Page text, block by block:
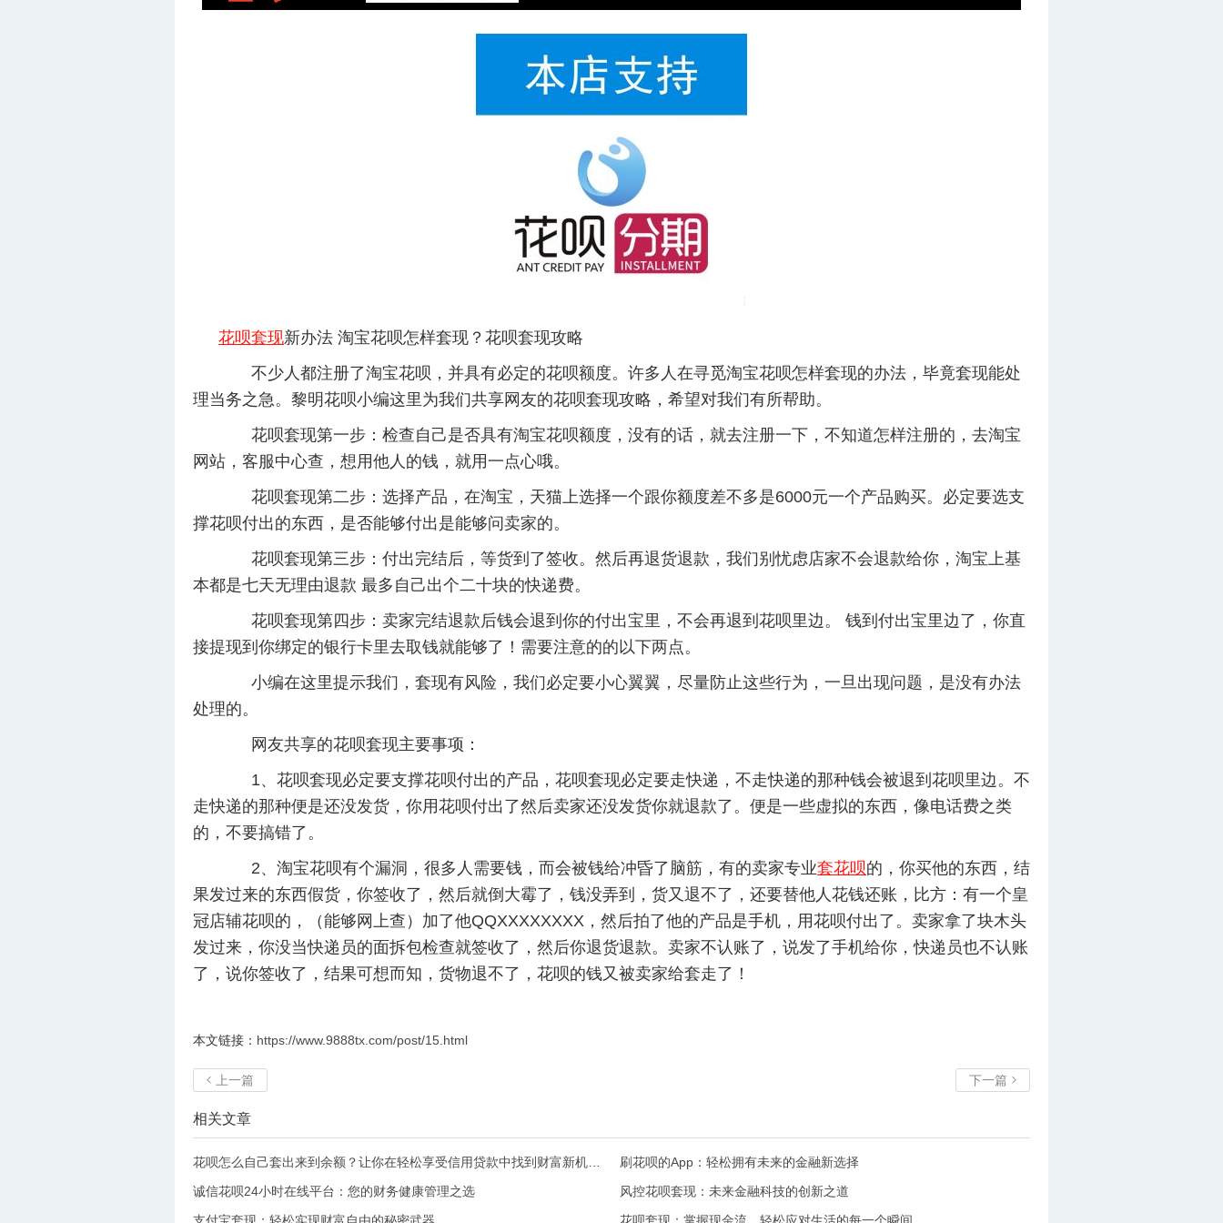
花呗套现新办法 淘宝花呗怎样套现？花呗套现攻略
不少人都注册了淘宝花呗，并具有必定的花呗额度。许多人在寻觅淘宝花呗怎样套现的办法，毕竟套现能处
理当务之急。黎明花呗小编这里为我们共享网友的花呗套现攻略，希望对我们有所帮助。
花呗套现第一步：检查自己是否具有淘宝花呗额度，没有的话，就去注册一下，不知道怎样注册的，去淘宝
网站，客服中心查，想用他人的钱，就用一点心哦。
花呗套现第二步：选择产品，在淘宝，天猫上选择一个跟你额度差不多是6000元一个产品购买。必定要选支
撑花呗付出的东西，是否能够付出是能够问卖家的。
花呗套现第三步：付出完结后，等货到了签收。然后再退货退款，我们别忧虑店家不会退款给你，淘宝上基
本都是七天无理由退款 最多自己出个二十块的快递费。
花呗套现第四步：卖家完结退款后钱会退到你的付出宝里，不会再退到花呗里边。 钱到付出宝里边了，你直
接提现到你绑定的银行卡里去取钱就能够了！需要注意的的以下两点。
小编在这里提示我们，套现有风险，我们必定要小心翼翼，尽量防止这些行为，一旦出现问题，是没有办法
处理的。
网友共享的花呗套现主要事项：
1、花呗套现必定要支撑花呗付出的产品，花呗套现必定要走快递，不走快递的那种钱会被退到花呗里边。不
走快递的那种便是还没发货，你用花呗付出了然后卖家还没发货你就退款了。便是一些虚拟的东西，像电话费之类
的，不要搞错了。
2、淘宝花呗有个漏洞，很多人需要钱，而会被钱给冲昏了脑筋，有的卖家专业套花呗的，你买他的东西，结
果发过来的东西假货，你签收了，然后就倒大霉了，钱没弄到，货又退不了，还要替他人花钱还账，比方：有一个皇
冠店辅花呗的，（能够网上查）加了他QQXXXXXXXX，然后拍了他的产品是手机，用花呗付出了。卖家拿了块木头
发过来，你没当快递员的面拆包检查就签收了，然后你退货退款。卖家不认账了，说发了手机给你，快递员也不认账
了，说你签收了，结果可想而知，货物退不了，花呗的钱又被卖家给套走了！
本文链接： https://www.9888tx.com/post/15.html
 上一篇 下一篇 
相关文章
刷花呗的App：轻松拥有未来的金融新选择
诚信花呗24小时在线平台：您的财务健康管理之选
风控花呗套现：未来金融科技的创新之道